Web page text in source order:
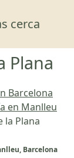
cerca
Plana
Barcelona
en Manlleu
la Plana
Barcelona